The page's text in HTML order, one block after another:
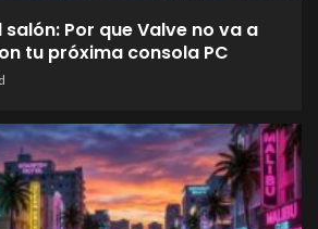
Por que Valve no va a
tu próxima consola PC